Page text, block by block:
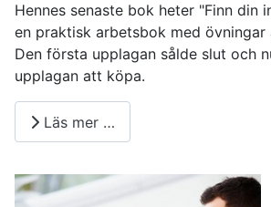
Hennes senaste bok heter "Finn din
en praktisk arbetsbok med övningar
Den första upplagan sålde slut och
upplagan att köpa.
Läs mer …